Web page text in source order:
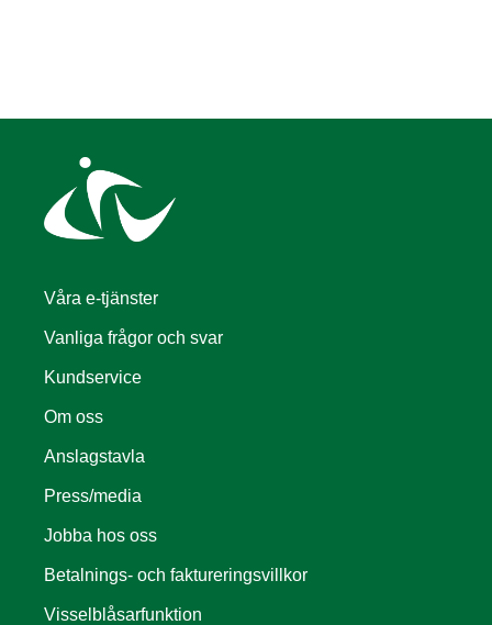
Våra e-tjänster
Vanliga frågor och svar
Kundservice
Om oss
Anslagstavla
Press/media
Jobba hos oss
Betalnings- och faktureringsvillkor
Visselblåsarfunktion